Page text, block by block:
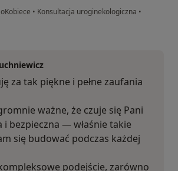
• Konsultacja uroginekologiczna •
za tak piękne i pełne zaufania
ważne, że czuje się Pani
i bezpieczna — właśnie takie
się budować podczas każdej
podejście, zarówno